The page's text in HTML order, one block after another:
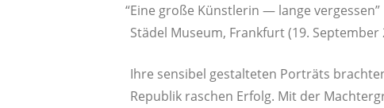
“Eine gro­ße Künst­le­rin — lan­ge vergessen”
Stä­del Muse­um, Frank­furt (19.
Ihre sen­si­bel gestal­te­ten Por­träts
Repu­blik raschen Erfolg. Mit der